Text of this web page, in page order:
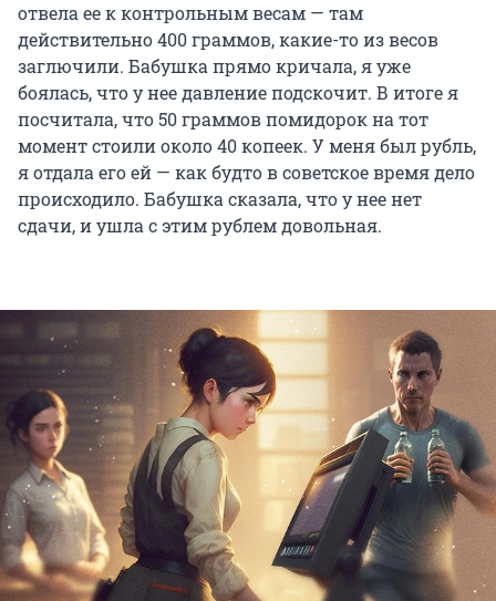
отвела ее к контрольным весам — там
действительно 400 граммов, какие-то из весов
заглючили. Бабушка прямо кричала, я уже
боялась, что у нее давление подскочит. В итоге я
посчитала, что 50 граммов помидорок на тот
момент стоили около 40 копеек. У меня был рубль,
я отдала его ей — как будто в советское время дело
происходило. Бабушка сказала, что у нее нет
сдачи, и ушла с этим рублем довольная.